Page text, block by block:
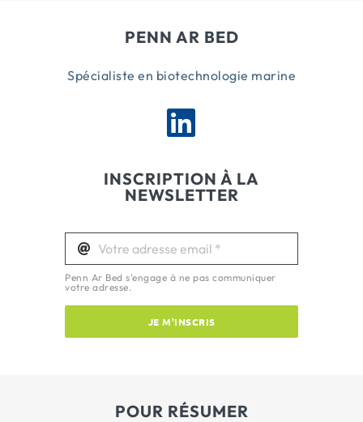
PENN AR BED
Spécialiste en biotechnologie marine
INSCRIPTION À LA
NEWSLETTER
Penn Ar Bed s'engage à ne pas communiquer
votre adresse.
JE M'INSCRIS
POUR RÉSUMER